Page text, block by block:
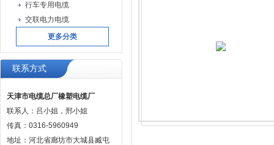
行车专用电缆
交联电力电缆
更多分类
联系方式
天津市电缆总厂橡塑电缆厂
联系人：吕小姐，邢小姐
传真：0316-5960949
地址：河北省廊坊市大城县臧屯